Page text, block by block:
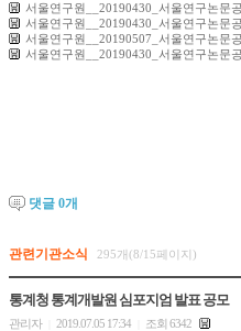
서울연구원__20190430_서울연구논문
서울연구원__20190430_서울연구논문
서울연구원__20190507_서울연구논문
서울연구원__20190430_서울연구논문
댓글 0개
관련기관소식 295개(8/15페이지)
통계청 통계개발원 심포지엄 발표 공모
관리자 2019.07.05 17:34 조회 6342